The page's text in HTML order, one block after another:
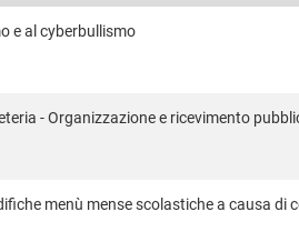
e al cyberbullismo
- Organizzazione e ricevimento
menù mense scolastiche a causa di